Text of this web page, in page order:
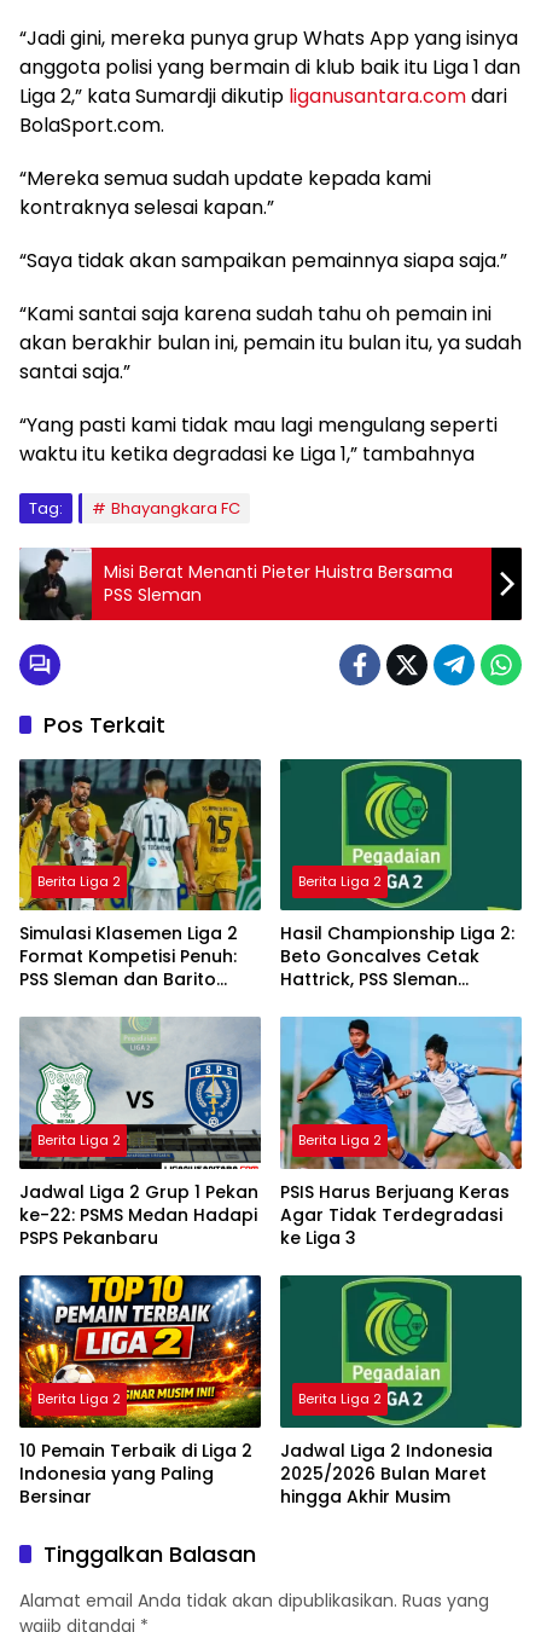
“Jadi gini, mereka punya grup Whats App yang isinya
anggota polisi yang bermain di klub baik itu Liga 1 dan
Liga 2,” kata Sumardji dikutip liganusantara.comdari
BolaSport.com.
“Mereka semua sudah update kepada kami
kontraknya selesai kapan.”
“Saya tidak akan sampaikan pemainnya siapa saja.”
“Kami santai saja karena sudah tahu oh pemain ini
akan berakhir bulan ini, pemain itu bulan itu, ya sudah
santai saja.”
“Yang pasti kami tidak mau lagi mengulang seperti
waktu itu ketika degradasi ke Liga 1,” tambahnya
Tag: Bhayangkara FC
Misi Berat Menanti Pieter Huistra Bersama
PSS Sleman
Pos Terkait
Berita Liga 2
Simulasi Klasemen Liga 2
Format Kompetisi Penuh:
PSS Sleman dan Barito
Berita Liga 2
Hasil Championship Liga 2:
Beto Goncalves Cetak
Hattrick, PSS Sleman
Berita Liga 2
Jadwal Liga 2 Grup 1 Pekan
ke-22: PSMS Medan Hadapi
PSPS Pekanbaru
Berita Liga 2
PSIS Harus Berjuang Keras
Agar Tidak Terdegradasi
ke Liga 3
Berita Liga 2
10 Pemain Terbaik di Liga 2
Indonesia yang Paling
Bersinar
Berita Liga 2
Jadwal Liga 2 Indonesia
2025/2026 Bulan Maret
hingga Akhir Musim
Tinggalkan Balasan
Alamat email Anda tidak akan dipublikasikan. Ruas yang
wajib ditandai *